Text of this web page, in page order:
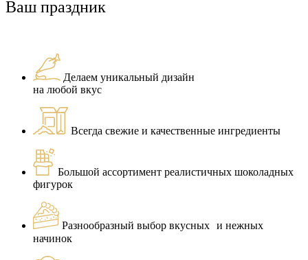
Ваш праздник
Делаем уникальный дизайн
на любой вкус
Всегда свежие и качественные ингредиенты
Большой ассортимент реалистичных шоколадных
фигурок
Разнообразный выбор вкусных и нежных
начинок